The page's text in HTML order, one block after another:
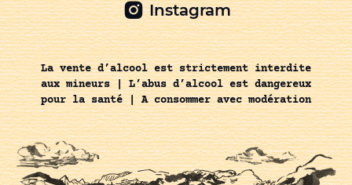
Instagram
La vente d’alcool est strictement interdite
aux mineurs | L’abus d’alcool est dangereux
pour la santé | A consommer avec modération